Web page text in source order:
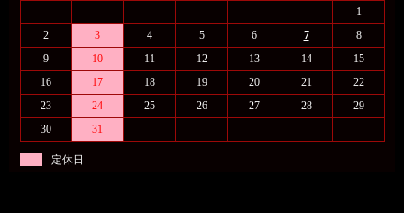
1
2
3 4 5 6 7
8
9
10 11 12 13 14
15
16
17 18 19 20 21
22
23
24 25 26 27 28
29
30
31
定休日